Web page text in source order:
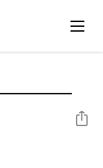
シェア